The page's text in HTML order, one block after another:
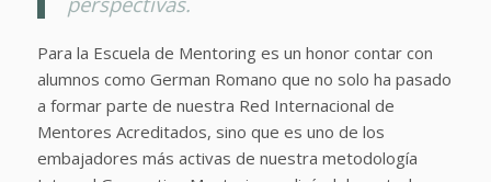
Para la Escuela de Mentoring es un honor contar con
alumnos como German Romano que no solo ha pasado
a formar parte de nuestra Red Internacional de
Mentores Acreditados, sino que es uno de los
embajadores más activas de nuestra metodología